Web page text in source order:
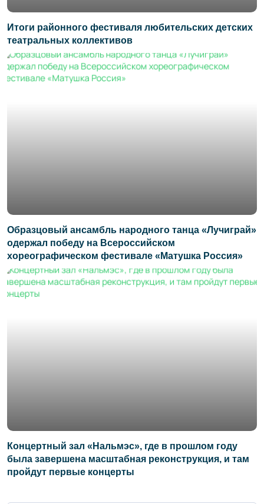
Итоги районного фестиваля любительских детских
театральных коллективов
Образцовый ансамбль народного танца «Лучиграй»
одержал победу на Всероссийском
хореографическом фестивале «Матушка Россия»
Концертный зал «Нальмэс», где в прошлом году
была завершена масштабная реконструкция, и там
пройдут первые концерты